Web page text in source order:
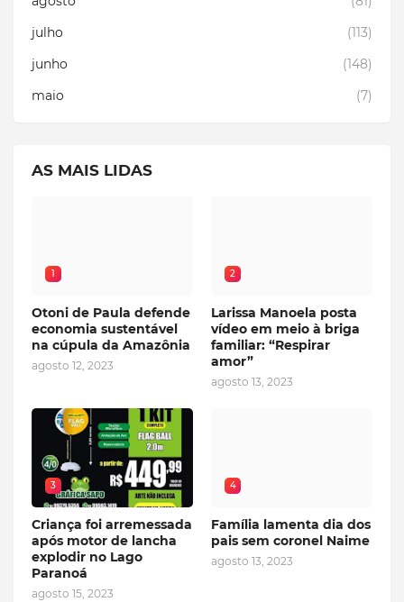
julho
(113)
junho
(148)
maio
(7)
AS MAIS LIDAS
1
Otoni de Paula defende
economia sustentável
na cúpula da Amazônia
agosto 12, 2023
2
Larissa Manoela posta
vídeo em meio à briga
familiar: “Respirar
amor”
agosto 13, 2023
3
Criança foi arremessada
após motor de lancha
explodir no Lago
Paranoá
agosto 15, 2023
4
Família lamenta dia dos
pais sem coronel Naime
agosto 13, 2023